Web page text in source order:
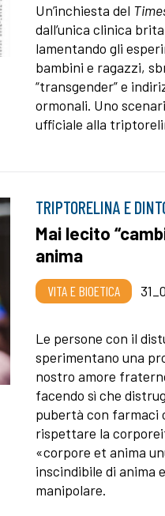
Un’inchiesta del
dall’unica clinica
lamentando gli
bambini e ragazzi,
“transgender” e
ormonali. Uno
ufficiale alla
TRIPTORELINA E
Mai lecito
anima
VITA E BIOETICA
Le persone con il
sperimentano una
nostro amore
facendo sì che
pubertà con farmaci
rispettare la
«corpore et anima
inscindibile di anima
manipolare.